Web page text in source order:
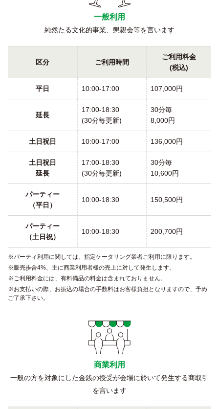
一般利用
純然たる文化的事業、懇親会等を言います
区分 ご利用時間
ご利用料金
(税込)
平日 10:00-17:00 107,000円
延長
17:00-18:30
(30分毎更新)
30分毎
8,000円
土日祝日 10:00-17:00 136,000円
土日祝日
延長
17:00-18:30
(30分毎更新)
30分毎
10,600円
パーティー
（平日）
10:00-18:30 150,500円
パーティー
（土日祝）
10:00-18:30 200,700円
パーティ利用に関しては、指定ケータリング業者ご利用に限ります。
販売歩合4%、主に商業利用者様の売上に対して発生します。
ご利用料金には、有料備品の料金は含まれておりません。
お支払いの際、お振込の場合の手数料はお客様負担となりますので、予め
ご了承下さい。
商業利用
一般の方を対象にした金銭の授受が会場に於いて発生する商取引
を言います